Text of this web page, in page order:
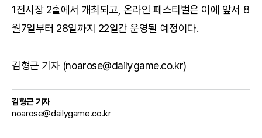
1전시장 2홀에서 개최되고, 온라인 페스티벌은 이에 앞서 8
월7일부터 28일까지 22일간 운영될 예정이다.
김형근 기자 (noarose@dailygame.co.kr)
김형근 기자
noarose@dailygame.co.kr